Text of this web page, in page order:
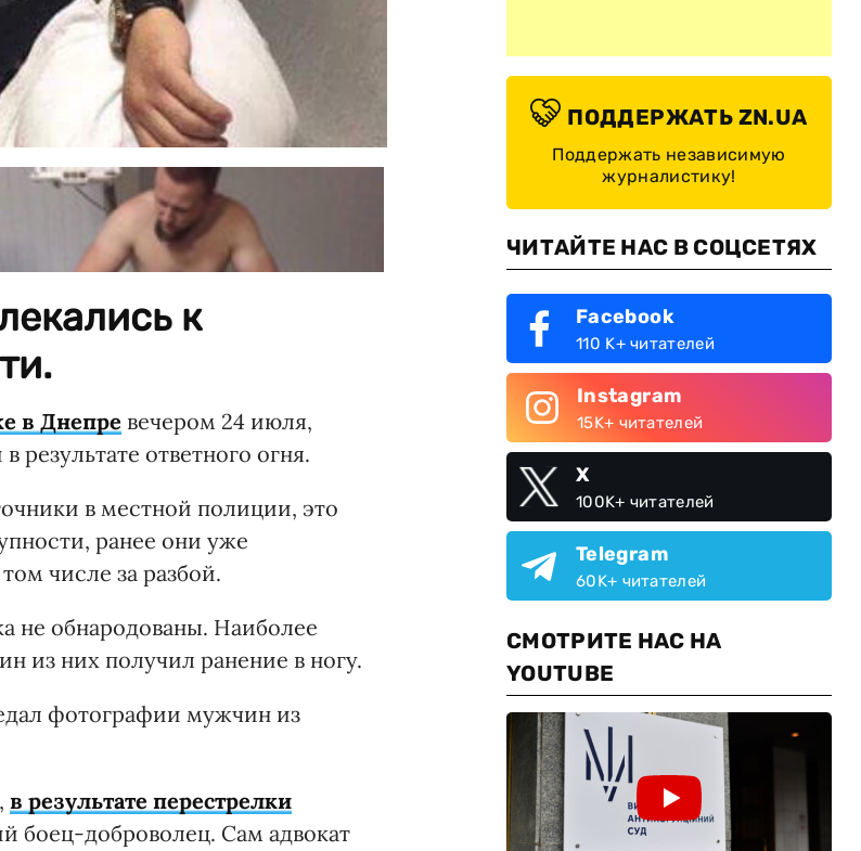
к
в Днепре вечером 24 июля,
результате ответного огня.
в местной полиции, это
ранее они уже
числе за разбой.
не обнародованы. Наиболее
из них получил ранение в ногу.
фотографии мужчин из
в результате перестрелки
боец-доброволец. Сам адвокат
ПОДДЕРЖАТЬ ZN.UA
Поддержать независимую
журналистику!
ЧИТАЙТЕ НАС В СОЦСЕТЯХ
Facebook
110 K+ читателей
Instagram
15K+ читателей
X
100K+ читателей
Telegram
60K+ читателей
СМОТРИТЕ НАС НА
YOUTUBE